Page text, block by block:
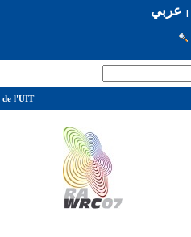
عربي|
de l'UIT